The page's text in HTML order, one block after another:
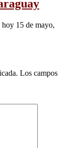
15 de mayo,
Los campos